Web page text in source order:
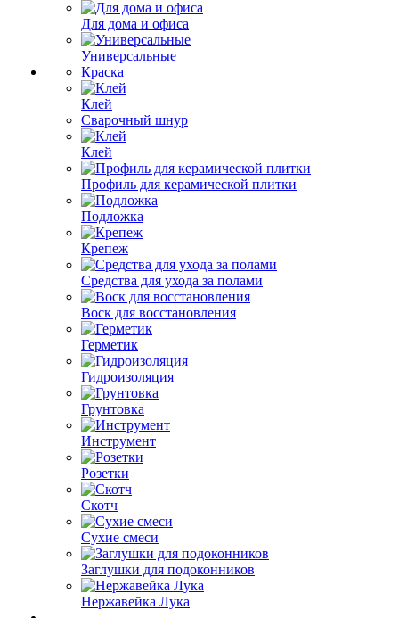
Для дома и офиса
Универсальные
Краска
Клей
Сварочный шнур
Клей
Профиль для керамической плитки
Подложка
Крепеж
Средства для ухода за полами
Воск для восстановления
Герметик
Гидроизоляция
Грунтовка
Инструмент
Розетки
Скотч
Сухие смеси
Заглушки для подоконников
Нержавейка Лука